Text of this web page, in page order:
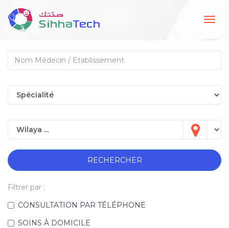
RECHERCHER
Filtrer par :
CONSULTATION PAR TÉLÉPHONE
SOINS À DOMICILE